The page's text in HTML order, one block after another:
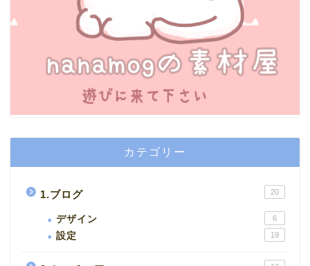
カテゴリー
1.ブログ 20
デザイン 6
設定 19